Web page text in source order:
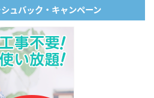
ュバック・キャンペーン